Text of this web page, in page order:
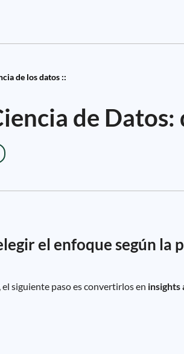
de los datos ::
de
el enfoque según la
siguiente paso es convertirlos en insights